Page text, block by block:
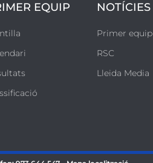
EQUIP NOTÍCIES
Primer equip
RSC
Lleida Media